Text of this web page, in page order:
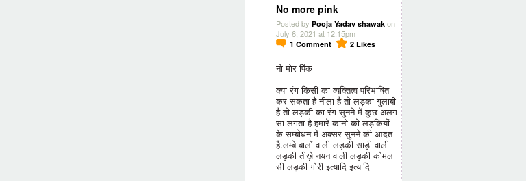
No more pink
Posted by Pooja Yadav shawak on
July 6, 2021 at 12:15pm
1 Comment 2 Likes
नो मोर पिंक
क्या रंग किसी का व्यक्तित्व परिभाषित
कर सकता है नीला है तो लड़का गुलाबी
है तो लड़की का रंग सुनने में कुछ अलग
सा लगता है हमारे कानो को लड़कियों
के सम्बोधन में अक्सर सुनने की आदत
है.लम्बे बालों वाली लड़की साड़ी वाली
लड़की तीख़े नयन वाली लड़की कोमल
सी लड़की गोरी इत्यादि इत्यादि